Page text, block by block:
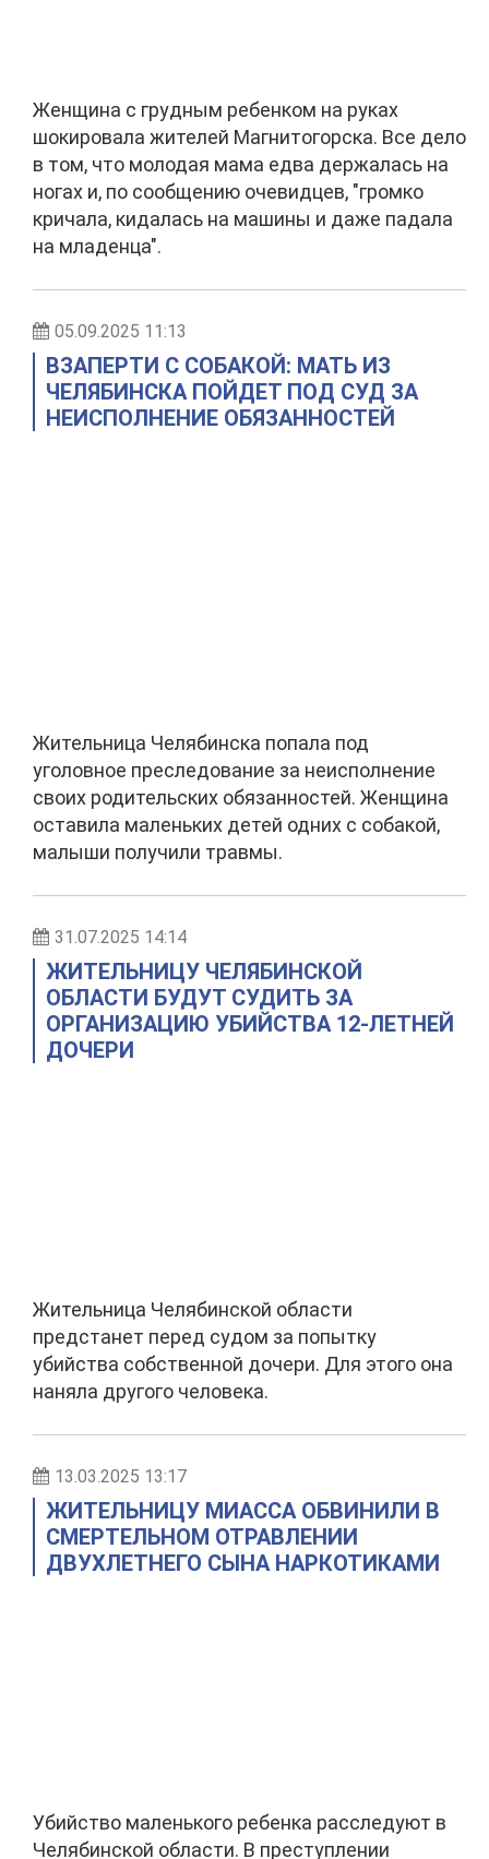
Женщина с грудным ребенком на руках
шокировала жителей Магнитогорска. Все дело
в том, что молодая мама едва держалась на
ногах и, по сообщению очевидцев, "громко
кричала, кидалась на машины и даже падала
на младенца".
05.09.2025 11:13
ВЗАПЕРТИ С СОБАКОЙ: МАТЬ ИЗ
ЧЕЛЯБИНСКА ПОЙДЕТ ПОД СУД ЗА
НЕИСПОЛНЕНИЕ ОБЯЗАННОСТЕЙ
Жительница Челябинска попала под
уголовное преследование за неисполнение
своих родительских обязанностей. Женщина
оставила маленьких детей одних с собакой,
малыши получили травмы.
31.07.2025 14:14
ЖИТЕЛЬНИЦУ ЧЕЛЯБИНСКОЙ
ОБЛАСТИ БУДУТ СУДИТЬ ЗА
ОРГАНИЗАЦИЮ УБИЙСТВА 12-ЛЕТНЕЙ
ДОЧЕРИ
Жительница Челябинской области
предстанет перед судом за попытку
убийства собственной дочери. Для этого она
наняла другого человека.
13.03.2025 13:17
ЖИТЕЛЬНИЦУ МИАССА ОБВИНИЛИ В
СМЕРТЕЛЬНОМ ОТРАВЛЕНИИ
ДВУХЛЕТНЕГО СЫНА НАРКОТИКАМИ
Убийство маленького ребенка расследуют в
Челябинской области. В преступлении